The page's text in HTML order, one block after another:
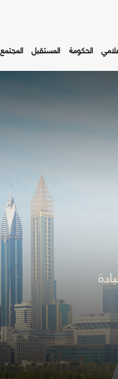
الحكومة المستقبل المجتمع